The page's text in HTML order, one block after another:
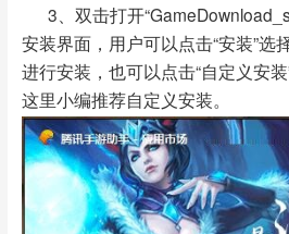
3、双击打开
安装界面，用户可以点击“安装”选
进行安装，也可以点击“自定义安
这里小编推荐自定义安装。